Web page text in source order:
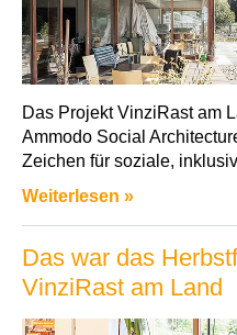
Das Projekt VinziRast am
Ammodo Social
Zeichen für soziale,
Weiterlesen »
Das war das
VinziRast am Land